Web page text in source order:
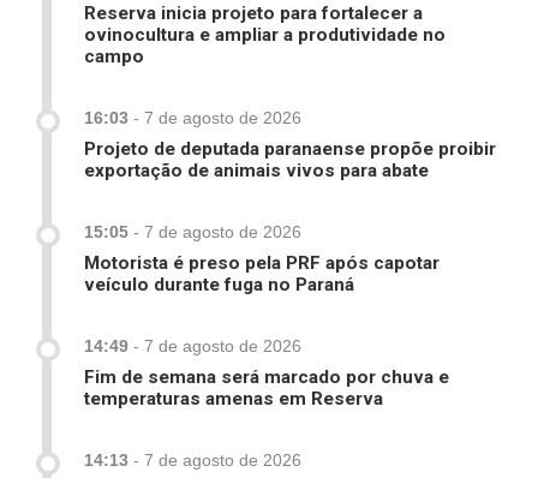
Reserva inicia projeto para fortalecer a
ovinocultura e ampliar a produtividade no
campo
16:03 - 7 de agosto de 2026
Projeto de deputada paranaense propõe proibir
exportação de animais vivos para abate
15:05 - 7 de agosto de 2026
Motorista é preso pela PRF após capotar
veículo durante fuga no Paraná
14:49 - 7 de agosto de 2026
Fim de semana será marcado por chuva e
temperaturas amenas em Reserva
14:13 - 7 de agosto de 2026